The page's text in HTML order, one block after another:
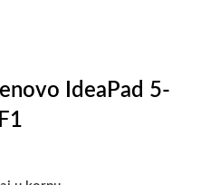
IdeaPad 5-